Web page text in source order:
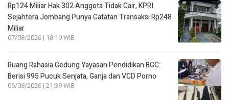
Rp124 Miliar Hak 302 Anggota Tidak Cair, KPRI
Sejahtera Jombang Punya Catatan Transaksi Rp248
Miliar
07/08/2026 | 18:19 WIB
Ruang Rahasia Gedung Yayasan Pendidikan BGC:
Berisi 995 Pucuk Senjata, Ganja dan VCD Porno
06/08/2026 | 21:39 WIB